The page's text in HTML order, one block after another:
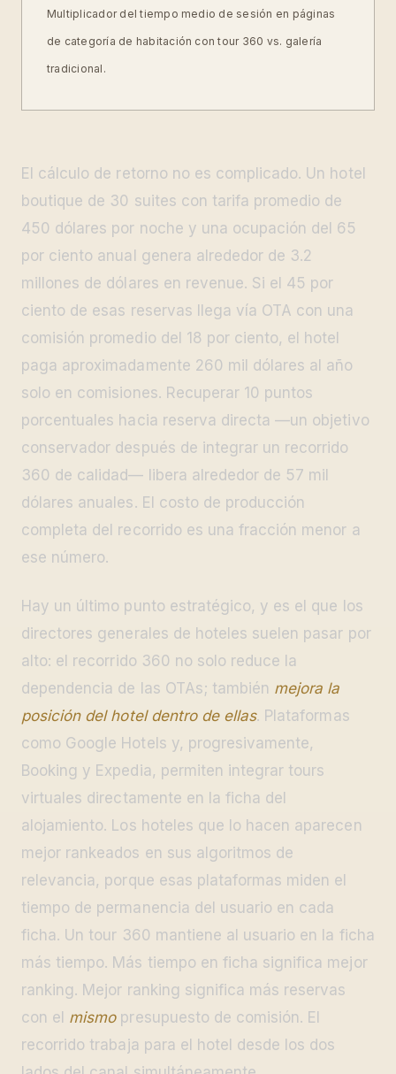
Multiplicador del tiempo medio de sesión en páginas
de categoría de habitación con tour 360 vs. galería
tradicional.
El cálculo de retorno no es complicado. Un hotel
boutique de 30 suites con tarifa promedio de
450 dólares por noche y una ocupación del 65
por ciento anual genera alrededor de 3.2
millones de dólares en revenue. Si el 45 por
ciento de esas reservas llega vía OTA con una
comisión promedio del 18 por ciento, el hotel
paga aproximadamente 260 mil dólares al año
solo en comisiones. Recuperar 10 puntos
porcentuales hacia reserva directa —un objetivo
conservador después de integrar un recorrido
360 de calidad— libera alrededor de 57 mil
dólares anuales. El costo de producción
completa del recorrido es una fracción menor a
ese número.
Hay un último punto estratégico, y es el que los
directores generales de hoteles suelen pasar por
alto: el recorrido 360 no solo reduce la
dependencia de las OTAs; también mejora la
posición del hotel dentro de ellas. Plataformas
como Google Hotels y, progresivamente,
Booking y Expedia, permiten integrar tours
virtuales directamente en la ficha del
alojamiento. Los hoteles que lo hacen aparecen
mejor rankeados en sus algoritmos de
relevancia, porque esas plataformas miden el
tiempo de permanencia del usuario en cada
ficha. Un tour 360 mantiene al usuario en la ficha
más tiempo. Más tiempo en ficha significa mejor
ranking. Mejor ranking significa más reservas
con el mismopresupuesto de comisión. El
recorrido trabaja para el hotel desde los dos